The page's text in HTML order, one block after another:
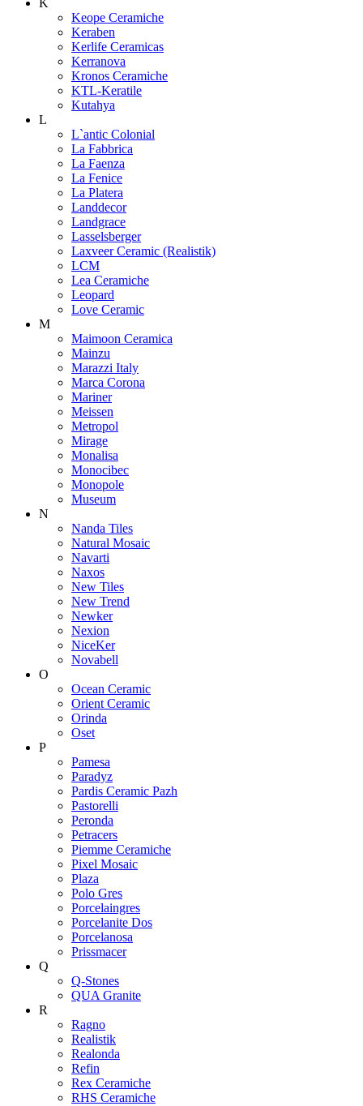
Keope Ceramiche
Keraben
Kerlife Ceramicas
Kerranova
Kronos Ceramiche
KTL-Keratile
Kutahya
L
L`antic Colonial
La Fabbrica
La Faenza
La Fenice
La Platera
Landdecor
Landgrace
Lasselsberger
Laxveer Ceramic (Realistik)
LCM
Lea Ceramiche
Leopard
Love Ceramic
M
Maimoon Ceramica
Mainzu
Marazzi Italy
Marca Corona
Mariner
Meissen
Metropol
Mirage
Monalisa
Monocibec
Monopole
Museum
N
Nanda Tiles
Natural Mosaic
Navarti
Naxos
New Tiles
New Trend
Newker
Nexion
NiceKer
Novabell
O
Ocean Ceramic
Orient Ceramic
Orinda
Oset
P
Pamesa
Paradyz
Pardis Ceramic Pazh
Pastorelli
Peronda
Petracers
Piemme Ceramiche
Pixel Mosaic
Plaza
Polo Gres
Porcelaingres
Porcelanite Dos
Porcelanosa
Prissmacer
Q
Q-Stones
QUA Granite
R
Ragno
Realistik
Realonda
Refin
Rex Ceramiche
RHS Ceramiche